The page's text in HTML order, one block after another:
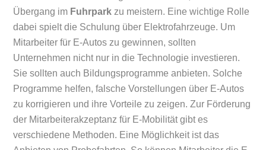
Übergang im Fuhrpark zu meistern. Eine wichtige Rolle
dabei spielt die Schulung über Elektrofahrzeuge. Um
Mitarbeiter für E-Autos zu gewinnen, sollten
Unternehmen nicht nur in die Technologie investieren.
Sie sollten auch Bildungsprogramme anbieten. Solche
Programme helfen, falsche Vorstellungen über E-Autos
zu korrigieren und ihre Vorteile zu zeigen. Zur Förderung
der Mitarbeiterakzeptanz für E-Mobilität gibt es
verschiedene Methoden. Eine Möglichkeit ist das